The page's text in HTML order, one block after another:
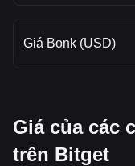
Giá Bonk (USD)
Giá của các
trên Bitget